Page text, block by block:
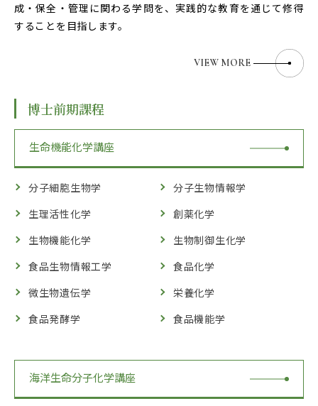
VIEW MORE
成・保全・管理に関わる学問を、実践的な教育を通じて修得
することを目指します。
博士前期課程
生命機能化学講座
分子細胞生物学
分子生物情報学
生理活性化学
創薬化学
生物機能化学
生物制御生化学
食品生物情報工学
食品化学
微生物遺伝学
栄養化学
食品発酵学
食品機能学
海洋生命分子化学講座